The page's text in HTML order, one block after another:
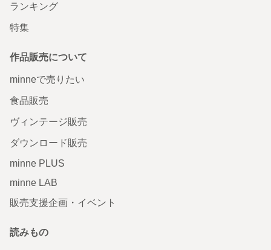
ランキング
特集
作品販売について
minneで売りたい
食品販売
ヴィンテージ販売
ダウンロード販売
minne PLUS
minne LAB
販売支援企画・イベント
読みもの